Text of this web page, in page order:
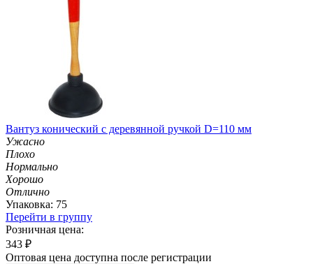
Вантуз конический с деревянной ручкой D=110 мм
Ужасно
Плохо
Нормально
Хорошо
Отлично
Упаковка: 75
Перейти в группу
Розничная цена:
343 ₽
Оптовая цена доступна после регистрации